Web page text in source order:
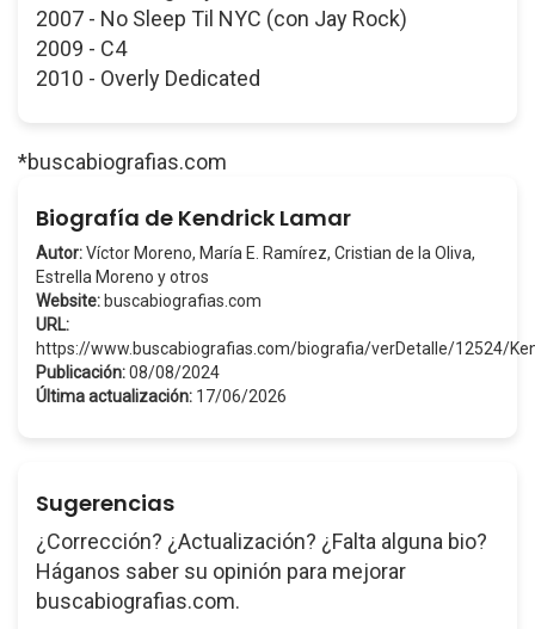
2007 - No Sleep Til NYC (con Jay Rock)
2009 - C4
2010 - Overly Dedicated
*buscabiografias.com
Biografía de Kendrick Lamar
Autor:Víctor Moreno, María E. Ramírez, Cristian de la Oliva,
Estrella Moreno y otros
Website: buscabiografias.com
URL:
https://www.buscabiografias.com/biografia/verDetalle/12524/
Publicación:08/08/2024
Última actualización: 17/06/2026
Sugerencias
¿Corrección? ¿Actualización? ¿Falta alguna bio?
Háganos saber su opinión para mejorar
buscabiografias.com.